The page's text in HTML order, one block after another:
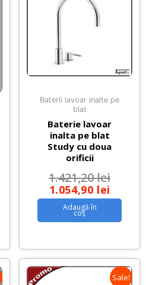
Baterii lavoar inalte pe
blat
Baterie lavoar
inalta pe blat
Study cu doua
orificii
1.421,20lei
1.054,90 lei
Adaugă în
coș
Sale!